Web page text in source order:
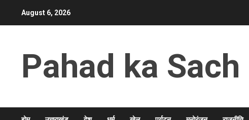
August 6, 2026
Pahad ka Sach